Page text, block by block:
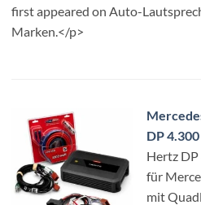
first appeared on Auto-
Marken.</p>
DP
Hertz
für
mit